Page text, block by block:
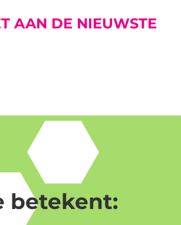
AAN DE NIEUWSTE
betekent: